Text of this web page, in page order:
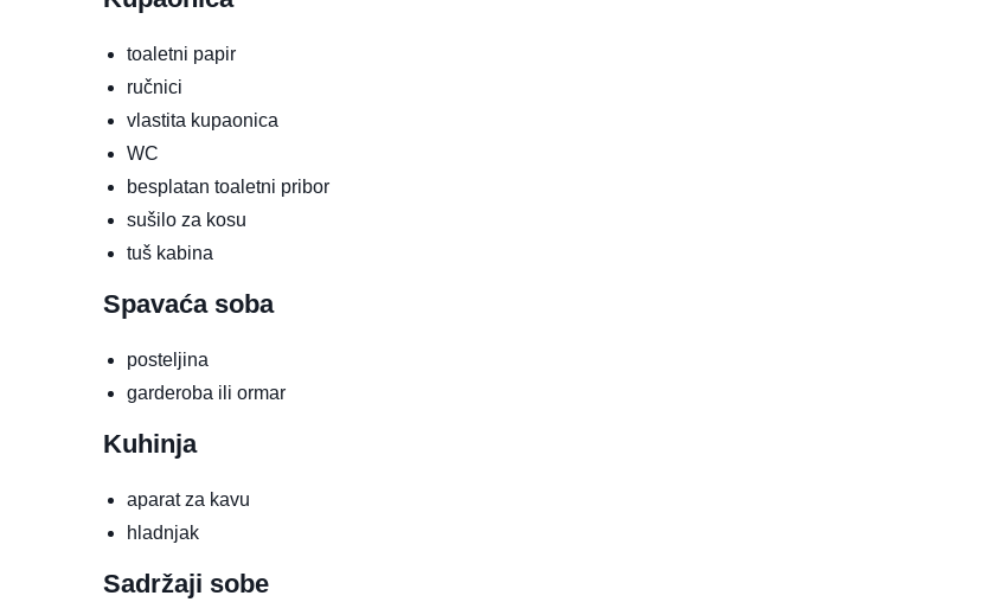
toaletni papir
ručnici
vlastita kupaonica
WC
besplatan toaletni pribor
sušilo za kosu
tuš kabina
Spavaća soba
posteljina
garderoba ili ormar
Kuhinja
aparat za kavu
hladnjak
Sadržaji sobe